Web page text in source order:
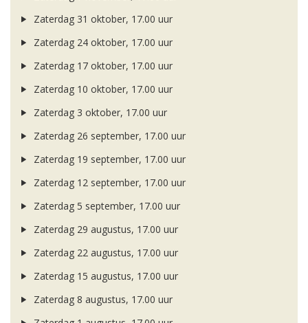
Zaterdag 31 oktober, 17.00 uur
Zaterdag 24 oktober, 17.00 uur
Zaterdag 17 oktober, 17.00 uur
Zaterdag 10 oktober, 17.00 uur
Zaterdag 3 oktober, 17.00 uur
Zaterdag 26 september, 17.00 uur
Zaterdag 19 september, 17.00 uur
Zaterdag 12 september, 17.00 uur
Zaterdag 5 september, 17.00 uur
Zaterdag 29 augustus, 17.00 uur
Zaterdag 22 augustus, 17.00 uur
Zaterdag 15 augustus, 17.00 uur
Zaterdag 8 augustus, 17.00 uur